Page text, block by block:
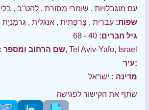
עם מוגבלויות , שומרי מסורת , להט"ב ,
שפות: עִברִית , צָרְפָתִית , אנגלית , גֶרמָנִיָת
גיל חברים: 40 - 68
שם הרחוב ומספר :אוסישקין, Tel Aviv-Yafo, Israel
עיר:
מדינה : ישראל
שתף את הקישור לפגישה